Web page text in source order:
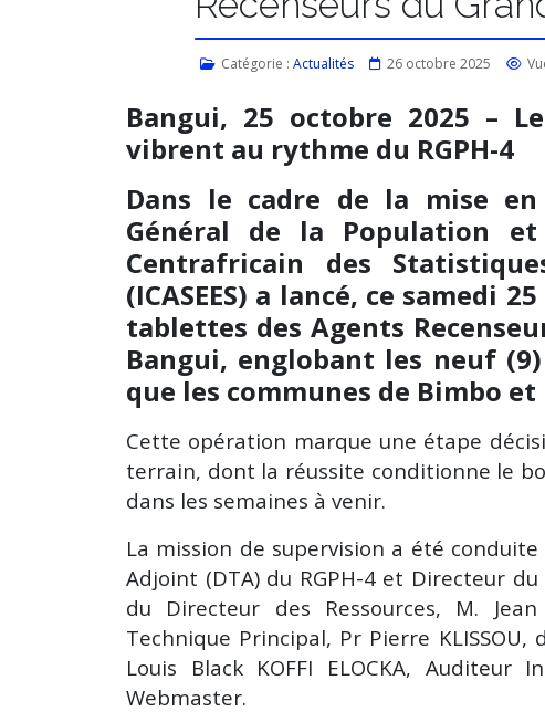
Catégorie : Actualités 26 octobre 2025
Bangui, 25 octobre 2025 –
vibrent au rythme du RGPH-4
Dans le cadre de la mise
Général de la Population et
Centrafricain des
(ICASEES) a lancé, ce samedi
tablettes des Agents
Bangui, englobant les neuf
que les communes de Bimbo et
Cette opération marque une étape
terrain, dont la réussite conditionne le
dans les semaines à venir.
La mission de supervision a été conduite
Adjoint (DTA) du RGPH-4 et Directeur du
du Directeur des Ressources, M. Jean
Technique Principal, Pr Pierre KLISSOU,
Louis Black KOFFI ELOCKA, Auditeur
Webmaster.